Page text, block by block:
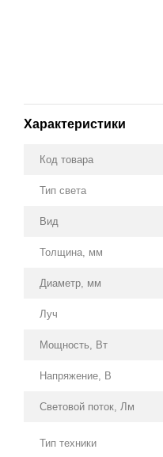
Характеристики
Код товара
Тип света
Вид
Толщина, мм
Диаметр, мм
Луч
Мощность, Вт
Напряжение, В
Световой поток, Лм
Тип техники